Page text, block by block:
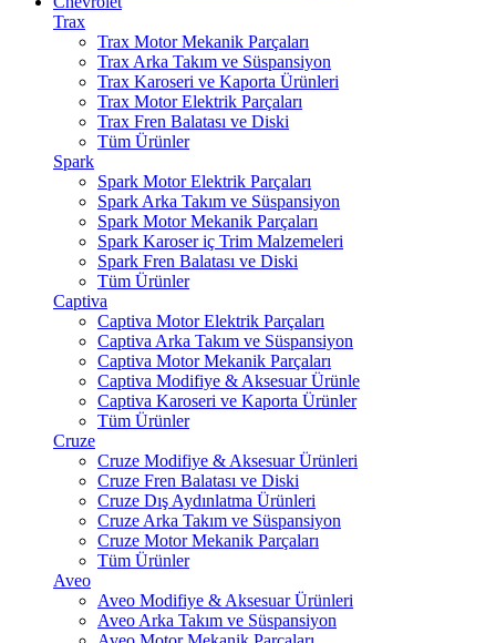
Trax
Trax Motor Mekanik Parçaları
Trax Arka Takım ve Süspansiyon
Trax Karoseri ve Kaporta Ürünleri
Trax Motor Elektrik Parçaları
Trax Fren Balatası ve Diski
Tüm Ürünler
Spark
Spark Motor Elektrik Parçaları
Spark Arka Takım ve Süspansiyon
Spark Motor Mekanik Parçaları
Spark Karoser iç Trim Malzemeleri
Spark Fren Balatası ve Diski
Tüm Ürünler
Captiva
Captiva Motor Elektrik Parçaları
Captiva Arka Takım ve Süspansiyon
Captiva Motor Mekanik Parçaları
Captiva Modifiye & Aksesuar Ürünle
Captiva Karoseri ve Kaporta Ürünler
Tüm Ürünler
Cruze
Cruze Modifiye & Aksesuar Ürünleri
Cruze Fren Balatası ve Diski
Cruze Dış Aydınlatma Ürünleri
Cruze Arka Takım ve Süspansiyon
Cruze Motor Mekanik Parçaları
Tüm Ürünler
Aveo
Aveo Modifiye & Aksesuar Ürünleri
Aveo Arka Takım ve Süspansiyon